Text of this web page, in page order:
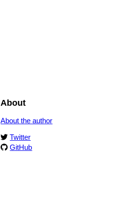
About
About the author
Twitter
GitHub